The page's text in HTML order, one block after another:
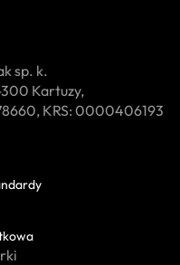
sp. k.
300 Kartuzy,
KRS: 0000406193